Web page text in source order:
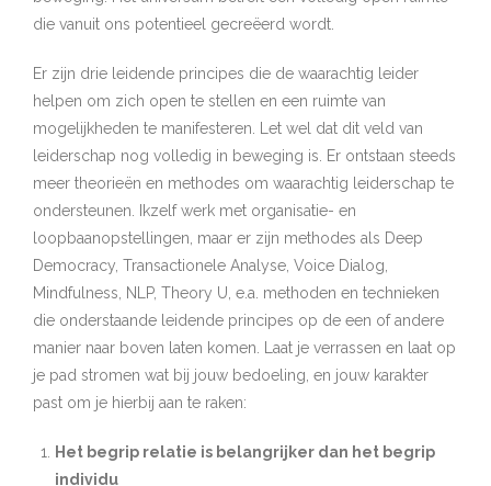
die vanuit ons potentieel gecreëerd wordt.
Er zijn drie leidende principes die de waarachtig leider
helpen om zich open te stellen en een ruimte van
mogelijkheden te manifesteren. Let wel dat dit veld van
leiderschap nog volledig in beweging is. Er ontstaan steeds
meer theorieën en methodes om waarachtig leiderschap te
ondersteunen. Ikzelf werk met organisatie- en
loopbaanopstellingen, maar er zijn methodes als Deep
Democracy, Transactionele Analyse, Voice Dialog,
Mindfulness, NLP, Theory U, e.a. methoden en technieken
die onderstaande leidende principes op de een of andere
manier naar boven laten komen. Laat je verrassen en laat op
je pad stromen wat bij jouw bedoeling, en jouw karakter
past om je hierbij aan te raken:
Het begrip relatie is belangrijker dan het begrip
individu